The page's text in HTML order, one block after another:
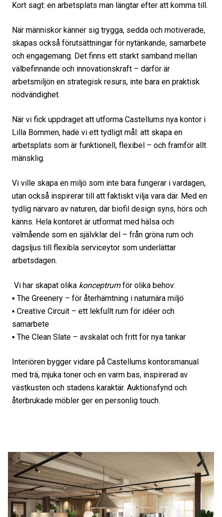
Kort sagt: en arbetsplats man längtar efter att komma till.
När människor känner sig trygga, sedda och motiverade,
skapas också förutsättningar för nytänkande, samarbete
och engagemang. Det finns ett starkt samband mellan
välbefinnande och innovationskraft – därför är
arbetsmiljön en strategisk resurs, inte bara en praktisk
nödvändighet.
När vi fick uppdraget att utforma Castellums nya kontor i
Lilla Bommen, hade vi ett tydligt mål: att skapa en
arbetsplats som är funktionell, flexibel – och framför allt
mänsklig.
Vi ville skapa en miljö som inte bara fungerar i vardagen,
utan också inspirerar till att faktiskt vilja vara där. Med en
tydlig närvaro av naturen, där biofil design syns, hörs och
känns. Hela kontoret är utformat med hälsa och
välmående som en självklar del – från gröna rum och
dagsljus till flexibla serviceytor som underlättar
arbetsdagen.
Vi har skapat olika konceptrumför olika behov:
▪️ The Greenery – för återhämtning i naturnära miljö
▪️ Creative Circuit – ett lekfullt rum för idéer och
samarbete
▪️ The Clean Slate – avskalat och fritt för nya tankar
Interiören bygger vidare på Castellums kontorsmanual
med trä, mjuka toner och en varm bas, inspirerad av
västkusten och stadens karaktär. Auktionsfynd och
återbrukade möbler ger en personlig touch.